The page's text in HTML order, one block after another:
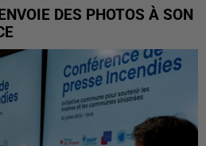
DES PHOTOS À SON